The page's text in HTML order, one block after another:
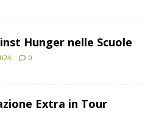
Hunger nelle Scuole
0
Extra in Tour